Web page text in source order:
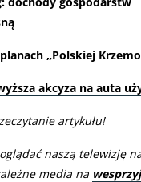
„Polskiej
akcyza na auta
artykułu!
naszą telewizję
media na